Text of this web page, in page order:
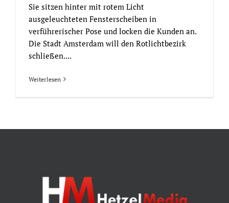
Sie sitzen hinter mit rotem Licht
ausgeleuchteten Fensterscheiben in
verführerischer Pose und locken die Kunden an.
Die Stadt Amsterdam will den Rotlichtbezirk
schließen....
Weiterlesen